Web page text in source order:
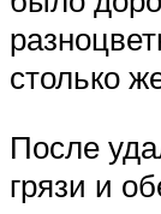
столько
После
грязи и